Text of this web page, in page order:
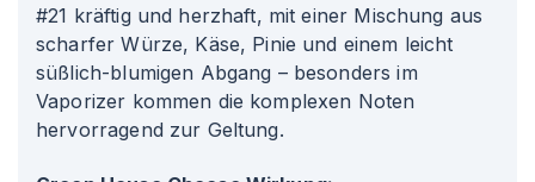
#21 kräftig und herzhaft, mit einer Mischung aus
scharfer Würze, Käse, Pinie und einem leicht
süßlich-blumigen Abgang – besonders im
Vaporizer kommen die komplexen Noten
hervorragend zur Geltung.